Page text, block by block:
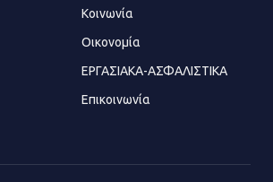
«Φρένο» στα ηλεκτρικά πατίνια:
Τέλος η οδήγησή τους από
Κοινωνία
Οικονομία
ΕΡΓΑΣΙΑΚΑ-ΑΣΦΑΛΙΣΤΙΚΑ
Επικοινωνία